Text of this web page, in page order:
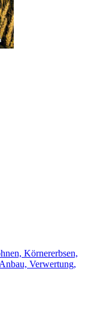
Körnererbsen,
Verwertung,